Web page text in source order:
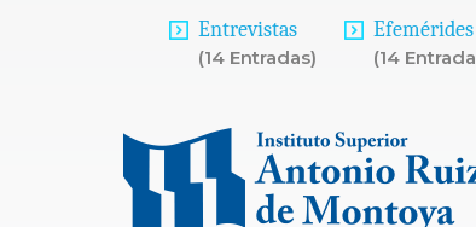
Entrevistas
(14 Entradas)
Efemérides
(14